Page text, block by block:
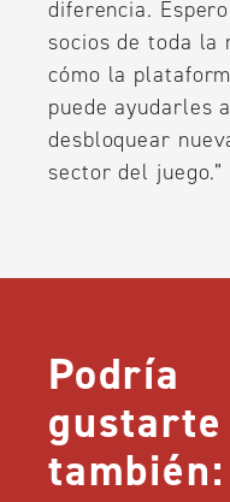
diferencia.
socios de toda la
cómo la
puede ayudarles
desbloquear
sector del juego.”
Podría
gustarte
también: